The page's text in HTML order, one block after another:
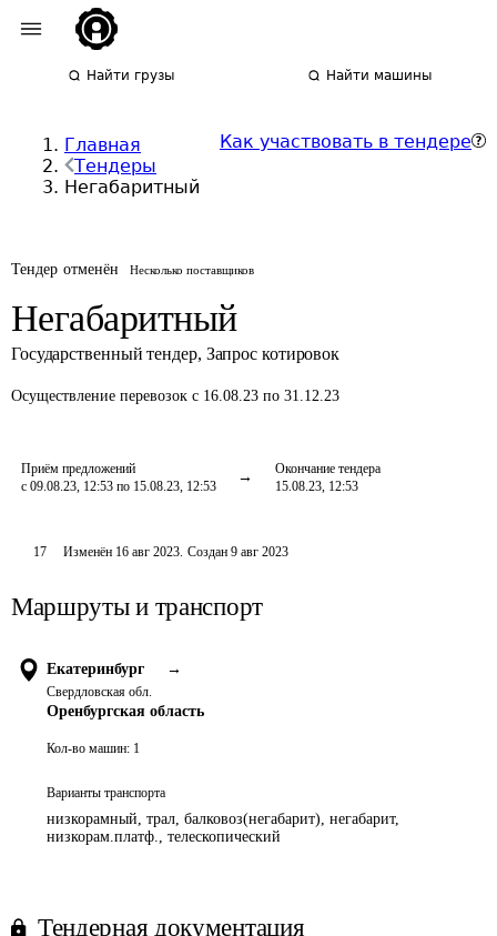
Найти грузы Найти машины
Главная
Тендеры
Негабаритный
Как участвовать в тендере
Тендер отменён Несколько поставщиков
Негабаритный
Государственный тендер, Запрос котировок
Осуществление перевозок с 16.08.23 по 31.12.23
Приём предложений
с 09.08.23, 12:53 по 15.08.23, 12:53
Окончание тендера
15.08.23, 12:53
17 Изменён 16 авг 2023. Создан 9 авг 2023
Маршруты и транспорт
Екатеринбург →
Свердловская обл.
Оренбургская область
Кол-во машин: 1
Варианты транспорта
низкорамный, трал, балковоз(негабарит), негабарит,
низкорам.платф., телескопический
Тендерная документация